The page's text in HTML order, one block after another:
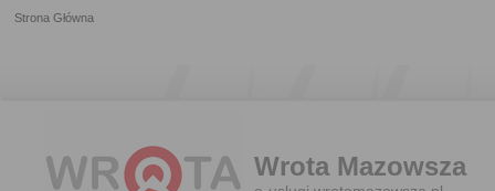
Strona Główna
Wrota Mazowsza